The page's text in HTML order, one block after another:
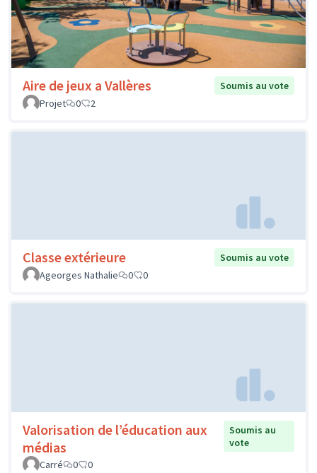
Aire de jeux a Vallères
Soumis au vote
Projet
0 2
Classe extérieure
Soumis au vote
Ageorges Nathalie
0 0
Valorisation de l’éducation aux
médias
Soumis au
vote
Carré
0 0